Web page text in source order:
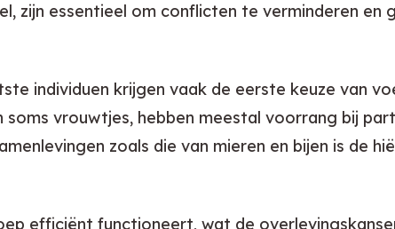
zijn essentieel om conflicten te verminderen en
individuen krijgen vaak de eerste keuze van
soms vrouwtjes, hebben meestal voorrang bij
zoals die van mieren en bijen is de
efficiënt functioneert, wat de